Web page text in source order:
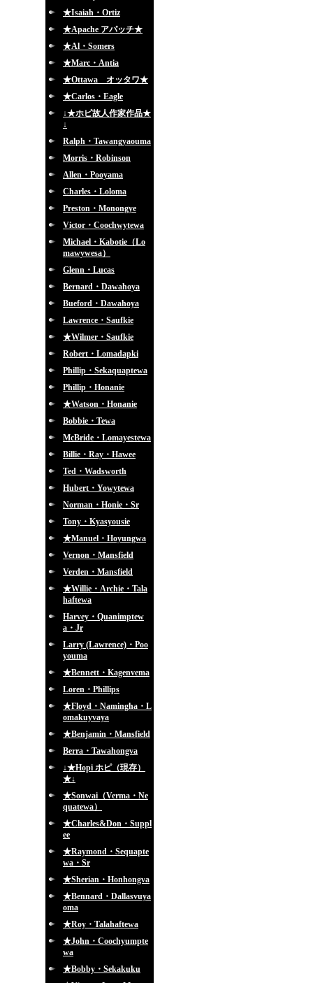
★Isaiah・Ortiz
★Apache アパッチ★
★Al・Somers
★Marc・Antia
★Ottawa オッタワ★
★Carlos・Eagle
↓★ホピ故人作家作品★
↓
Ralph・Tawangyaouma
Morris・Robinson
Allen・Pooyama
Charles・Loloma
Preston・Monongye
Victor・Coochwytewa
Michael・Kabotie（Lo
mawywesa）
Glenn・Lucas
Bernard・Dawahoya
Bueford・Dawahoya
Lawrence・Saufkie
★Wilmer・Saufkie
Robert・Lomadapki
Phillip・Sekaquaptewa
Phillip・Honanie
★Watson・Honanie
Bobbie・Tewa
McBride・Lomayestewa
Billie・Ray・Hawee
Ted・Wadsworth
Hubert・Yowytewa
Norman・Honie・Sr
Tony・Kyasyousie
★Manuel・Hoyungwa
Vernon・Mansfield
Verden・Mansfield
★Willie・Archie・Tala
haftewa
Harvey・Quanimptew
a・Jr
Larry (Lawrence)・Poo
youma
★Bennett・Kagenvema
Loren・Phillips
★Floyd・Namingha・L
omakuyvaya
★Benjamin・Mansfield
Berra・Tawahongva
↓★Hopi ホピ（現存）
★↓
★Sonwai（Verma・Ne
quatewa）
★Charles&Don・Suppl
ee
★Raymond・Sequapte
wa・Sr
★Sherian・Honhongva
★Bennard・Dallasvuya
oma
★Roy・Talahaftewa
★John・Coochyumpte
wa
★Bobby・Sekakuku